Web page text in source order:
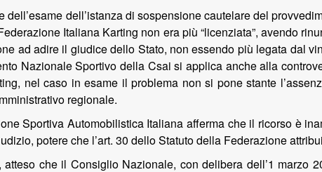
dell’istanza di sospensione cautelare del
Italiana Karting non era più “licenziata”, avendo
ad adire il giudice dello Stato, non essendo più legata dal
Nazionale Sportivo della Csai si applica anche alla
nel caso in esame il problema non si pone stante
regionale.
Sportiva Automobilistica Italiana afferma che il ricorso è
potere che l’art. 30 dello Statuto della Federazione
che il Consiglio Nazionale, con delibera dell’1 marzo